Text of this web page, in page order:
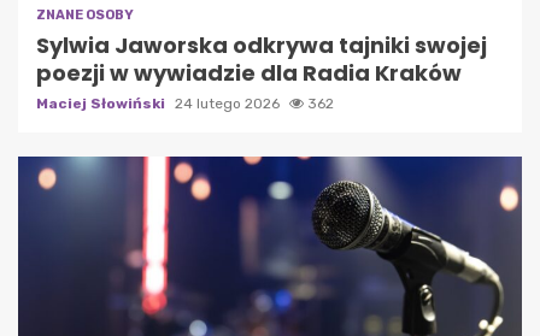
ZNANE OSOBY
Sylwia Jaworska odkrywa tajniki swojej
poezji w wywiadzie dla Radia Kraków
Maciej Słowiński 24 lutego 2026 362